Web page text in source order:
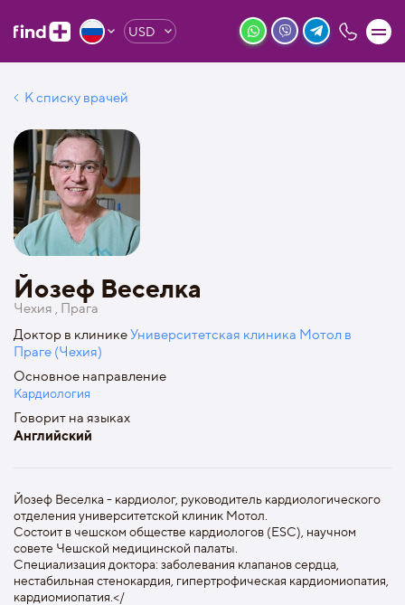
USD
К списку врачей
Йозеф Веселка
Чехия , Прага
Доктор в клиникеУниверситетская клиника Мотол в
Праге (Чехия)
Основное направление
Кардиология
Говорит на языках
Английский
Йозеф Веселка - кардиолог, руководитель кардиологического
отделения университетской клиник Мотол.
Состоит в чешском обществе кардиологов (ESC), научном
совете Чешской медицинской палаты.
Специализация доктора: заболевания клапанов сердца,
нестабильная стенокардия, гипертрофическая кардиомиопатия,
кардиомиопатия.</